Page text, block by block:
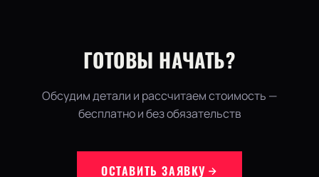
ГОТОВЫ НАЧАТЬ?
Обсудим детали и рассчитаем стоимость —
бесплатно и без обязательств
ОСТАВИТЬ ЗАЯВКУ